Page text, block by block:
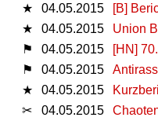
★
04.05.2015
[B]
★
04.05.2015
Union
⚑
04.05.2015
[HN]
⚑
04.05.2015
★
04.05.2015
✂
04.05.2015